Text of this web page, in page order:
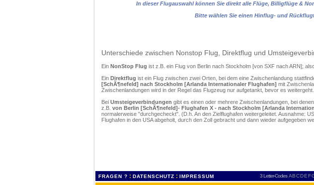
In dieser Flugauswahl können Sie direkt alle Flüge, Billigflüge &
Bitte wählen Sie einen Hinflug- und
Unterschiede zwischen Nonstop Flug, Direktflug und
Ein NonStop Flug ist z.B. ein Flug von Berlin nach Stockholm [von SXF nach ARN];
Ein Direktflug ist ein Flug zwischen zwei Orten, bei dem eine Zwischenlandung
[SchÃ¶nefeld] nach Stockholm [Arlanda Internationaler Flughafen] mit
Zwischenlandungen wird in der Regel das Flugzeug nur aufgetankt, bevor es
Bei Umsteigeverbindungen gibt es einen oder mehrere Zwischenlandungen, bei
z.B. von Berlin [SchÃ¶nefeld]- Flughafen X - nach Stockholm [Arlanda
normalerweise "durchgecheckt". (D.h. An den Zielflughafen weitergeleitet. Ausnahme:
Flughafen in den USA abgeholt, durch den Zoll gebracht und dann wieder aufgegeben
FRAGEN ? : DATENSCHUTZ : IMPRESSUM 3 Letter-Codes ABCDEF